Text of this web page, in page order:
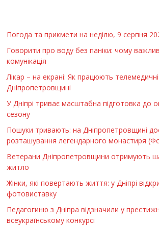
Погода та прикмети на неділю, 9 серпня
Говорити про воду без паніки: чому
комунікація
Лікар – на екрані: Як працюють
Дніпропетровщині
У Дніпрі триває масштабна підготовка до
сезону
Пошуки тривають: на Дніпропетровщині
розташування легендарного монастиря
Ветерани Дніпропетровщини отримують
житло
Жінки, які повертають життя: у Дніпрі
фотовиставку
Педагогиню з Дніпра відзначили у
всеукраїнському конкурсі